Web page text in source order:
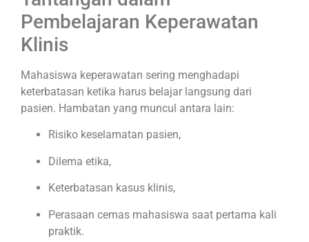
Pembelajaran Keperawatan
Klinis
Mahasiswa keperawatan sering menghadapi
keterbatasan ketika harus belajar langsung dari
pasien. Hambatan yang muncul antara lain:
Risiko keselamatan pasien,
Dilema etika,
Keterbatasan kasus klinis,
Perasaan cemas mahasiswa saat pertama kali
praktik.